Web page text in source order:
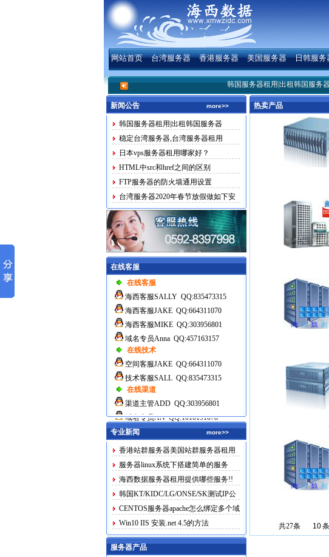
网站首页 台湾服务器 香港服务器 美国服务器 日韩服务
韩国服务器租用|出租韩国服务器香
新闻公告 more>>
韩国服务器租用|出租韩国服务器
稳定台湾服务器,台湾服务器租用
日本vps服务器租用哪家好？
HTML中src和href之间的区别
FTP服务器的防火墙通用设置
台湾服务器2020年春节放假做如下安
排
在线客服
在线客服
海西客服SALLY QQ:835473315
海西客服JAKE QQ:664311070
海西客服MIKE QQ:303956801
域名专员Anna QQ:457163157
在线技术
空间客服JAKE QQ:664311070
技术客服SALL QQ:835473315
在线渠道
渠道主管ADD QQ:303956801
域名专员AN QQ:1010191078
专业新闻
more>>
香港站群服务器美国站群服务器租用
服务器linux系统下搭建简单的服务
海西数据服务器租用提供哪些服务!!
韩国KT/KIDC/LG/ONSE/SK测试IP公
布CENTOS服务器apache怎么绑定多个域
名Win10 IIS 安装.net 4.5的方法
服务器产品
热卖产品
共27条